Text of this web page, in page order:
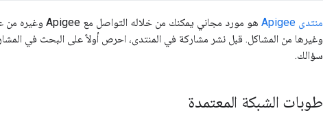
منتدى Apigee
وغيرها من المشاكل. قبل نشر مشاركة في المنتدى، احرص أولاً على البحث في
سؤالك.
طوبات الشبكة المعتمدة